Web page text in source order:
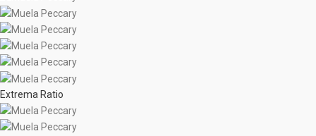
Extrema Ratio